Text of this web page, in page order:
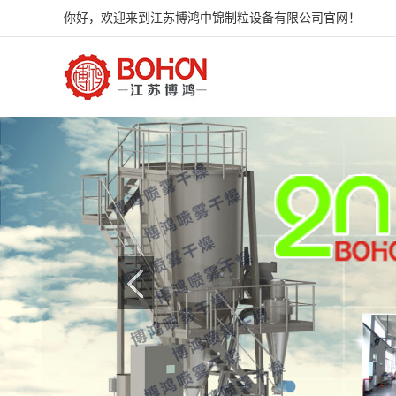
你好，欢迎来到江苏博鸿中锦制粒设备有限公司官网！